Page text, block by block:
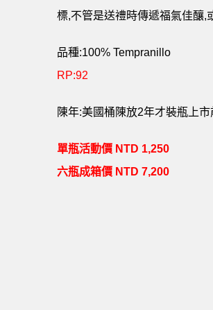
標,不管是送禮時傳遞福氣佳釀,
品種:100% Tempranillo
RP:92
陳年:美國桶陳放2年才裝瓶上
單瓶活動價 NTD 1,250
六瓶成箱價 NTD 7,200